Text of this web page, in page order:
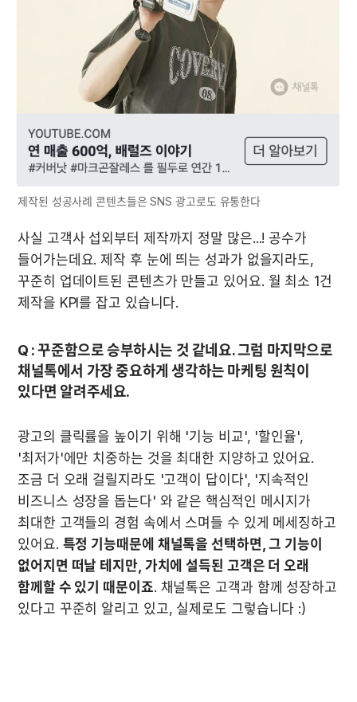
제작된 성공사례 콘텐츠들은 SNS 광고로도 유통한다
사실 고객사 섭외부터 제작까지 정말 많은...! 공수가
들어가는데요. 제작 후 눈에 띄는 성과가 없을지라도,
꾸준히 업데이트된 콘텐츠가 만들고 있어요. 월 최소 1건
제작을 KPI를 잡고 있습니다.
Q : 꾸준함으로 승부하시는 것 같네요. 그럼 마지막으로
채널톡에서 가장 중요하게 생각하는 마케팅 원칙이
있다면 알려주세요.
광고의 클릭률을 높이기 위해 '기능 비교', '할인율',
'최저가'에만 치중하는 것을 최대한 지양하고 있어요.
조금 더 오래 걸릴지라도 '고객이 답이다', '지속적인
비즈니스 성장을 돕는다' 와 같은 핵심적인 메시지가
최대한 고객들의 경험 속에서 스며들 수 있게 메세징하고
있어요. 특정 기능때문에 채널톡을 선택하면, 그 기능이
없어지면 떠날 테지만, 가치에 설득된 고객은 더 오래
함께할 수 있기 때문이죠. 채널톡은 고객과 함께 성장하고
있다고 꾸준히 알리고 있고, 실제로도 그렇습니다 :)